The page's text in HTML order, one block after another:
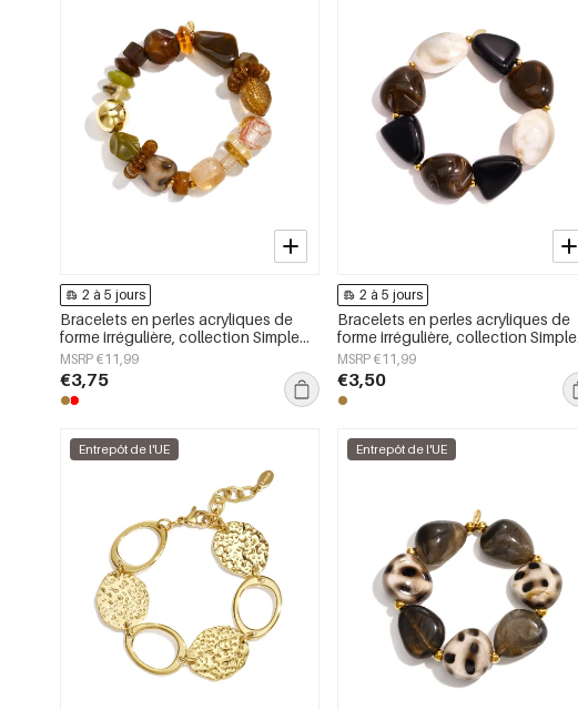
2 à 5 jours
Bracelets en perles acryliques de
forme irrégulière, collection Simple
Daily Simple, bijoux pour femmes
MSRP €11,99
€3,75
2 à 5 jours
Bracelets en perles acryliques de
forme irrégulière, collection Simple
Daily Simple, bijoux pour femmes
MSRP €11,99
€3,50
Entrepôt de l'UE Entrepôt de l'UE